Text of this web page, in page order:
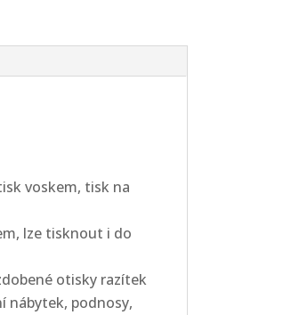
voskem, tisk na
lze tisknout i do
otisky razítek
nábytek, podnosy,